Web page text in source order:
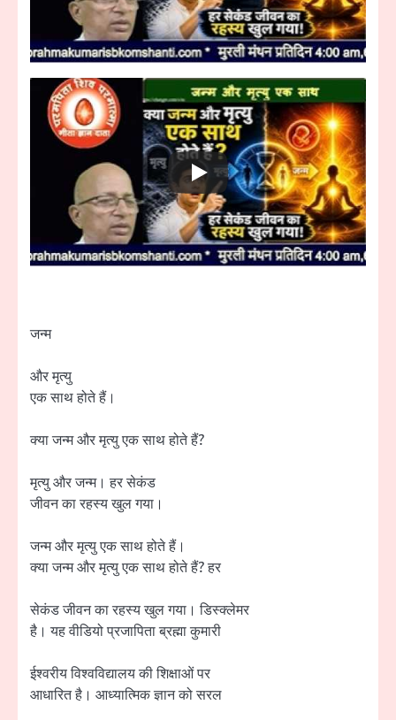
जन्म
और मृत्यु
एक साथ होते हैं।
क्या जन्म और मृत्यु एक साथ होते हैं?
मृत्यु और जन्म। हर सेकंड
जीवन का रहस्य खुल गया।
जन्म और मृत्यु एक साथ होते हैं।
क्या जन्म और मृत्यु एक साथ होते हैं? हर
सेकंड जीवन का रहस्य खुल गया। डिस्क्लेमर
है। यह वीडियो प्रजापिता ब्रह्मा कुमारी
ईश्वरीय विश्वविद्यालय की शिक्षाओं पर
आधारित है। आध्यात्मिक ज्ञान को सरल